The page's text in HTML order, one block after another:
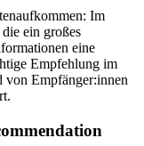
Im
ein großes
eine
Empfehlung im
von Empfänger:innen